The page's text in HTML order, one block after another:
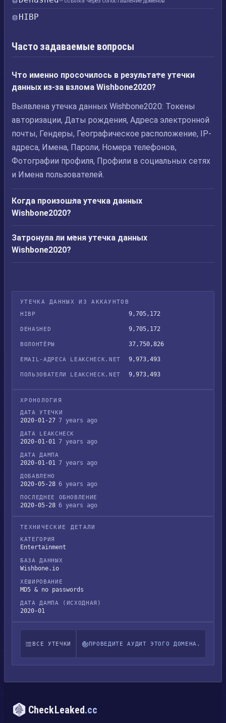
HIBP
Часто задаваемые вопросы
Что именно просочилось в результате утечки
данных из-за взлома Wishbone2020?
Выявлена утечка данных Wishbone2020: Токены
авторизации, Даты рождения, Адреса электронной
почты, Гендеры, Географическое расположение, IP-
адреса, Имена, Пароли, Номера телефонов,
Фотографии профиля, Профили в социальных сетях
и Имена пользователей.
Когда произошла утечка данных
Wishbone2020?
Затронула ли меня утечка данных
Wishbone2020?
УТЕЧКА ДАННЫХ ИЗ АККАУНТОВ
HIBP
9,705,172
DEHASHED 9,705,172
ВОЛОНТЁРЫ 37,750,826
EMAIL-АДРЕСА LEAKCHECK.NET 9,973,493
ПОЛЬЗОВАТЕЛИ LEAKCHECK.NET 9,973,493
ХРОНОЛОГИЯ
ДАТА УТЕЧКИ
2020-01-27 7 years ago
ДАТА LEAKCHECK
2020-01-01 7 years ago
ДАТА ДАМПА
2020-01-01 7 years ago
ДОБАВЛЕНО
2020-05-28 6 years ago
ПОСЛЕДНЕЕ ОБНОВЛЕНИЕ
2020-05-28 6 years ago
ТЕХНИЧЕСКИЕ ДЕТАЛИ
КАТЕГОРИЯ
Entertainment
БАЗА ДАННЫХ
Wishbone.io
ХЕШИРОВАНИЕ
MD5 & no passwords
ДАТА ДАМПА (ИСХОДНАЯ)
2020-01
ВСЕ УТЕЧКИ ПРОВЕДИТЕ АУДИТ ЭТОГО ДОМЕНА.
CheckLeaked.cc